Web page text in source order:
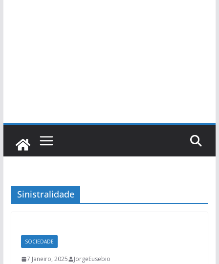
Sinistralidade
SOCIEDADE
7 Janeiro, 2025
JorgeEusebio